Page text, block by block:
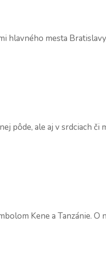
mesta
pôde, ale aj v srdciach či
Kene a Tanzánie. O